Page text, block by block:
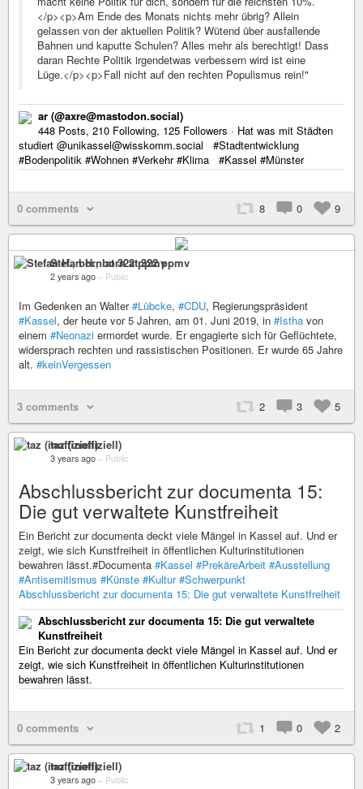
ar (@axre@mastodon.social)
448 Posts, 210 Following, 125 Followers · Hat was mit Städten
studiert @unikassel@wisskomm.social #Stadtentwicklung
#Bodenpolitik #Wohnen #Verkehr #Klima #Kassel #Münster
0 comments 8 0 9
Stefan H., born at 322 ppmv
2 years ago – Public
Im Gedenken an Walter#Lübcke, #CDU, Regierungspräsident
#Kassel, der heute vor 5 Jahren, am 01. Juni 2019, in #Istha von
einem #Neonazi ermordet wurde. Er engagierte sich für Geflüchtete,
widersprach rechten und rassistischen Positionen. Er wurde 65 Jahre
alt. #keinVergessen
3 comments 2 3 5
taz (inoffiziell)
3 years ago – Public
Abschlussbericht zur documenta 15:
Die gut verwaltete Kunstfreiheit
Ein Bericht zur documenta deckt viele Mängel in Kassel auf. Und er
zeigt, wie sich Kunstfreiheit in öffentlichen Kulturinstitutionen
bewahren lässt.#Documenta #Kassel #PrekäreArbeit #Ausstellung
#Antisemitismus #Künste #Kultur #Schwerpunkt
Abschlussbericht zur documenta 15: Die gut verwaltete Kunstfreiheit
Abschlussbericht zur documenta 15: Die gut verwaltete
Kunstfreiheit
Ein Bericht zur documenta deckt viele Mängel in Kassel auf. Und er
zeigt, wie sich Kunstfreiheit in öffentlichen Kulturinstitutionen
bewahren lässt.
0 comments 1 0 2
taz (inoffiziell)
3 years ago – Public